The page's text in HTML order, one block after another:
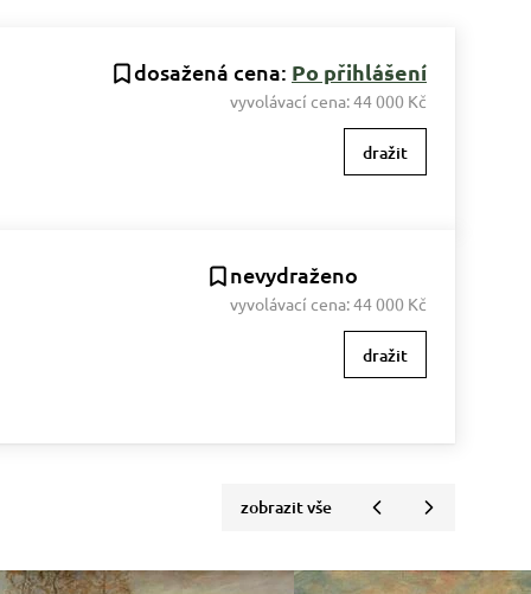
dosažená cena: Po přihlášení
vyvolávací cena:44 000 Kč
dražit
nevydraženo
vyvolávací cena:44 000 Kč
dražit
zobrazit vše